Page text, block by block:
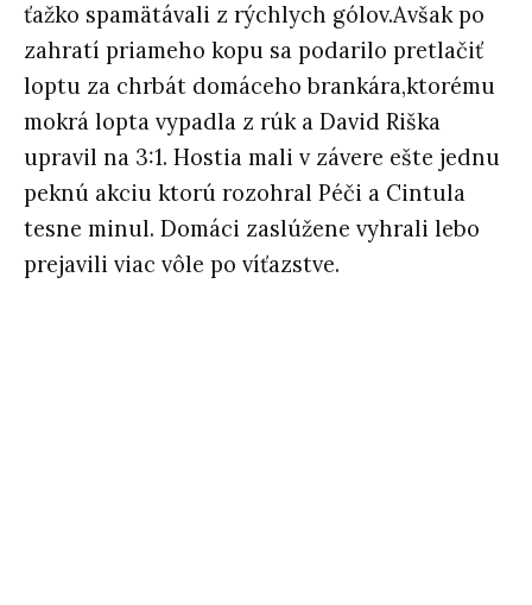
ťažko spamätávali z rýchlych gólov.Avšak po
zahratí priameho kopu sa podarilo pretlačiť
loptu za chrbát domáceho brankára,ktorému
mokrá lopta vypadla z rúk a David Riška
upravil na 3:1. Hostia mali v závere ešte jednu
peknú akciu ktorú rozohral Péči a Cintula
tesne minul. Domáci zaslúžene vyhrali lebo
prejavili viac vôle po víťazstve.